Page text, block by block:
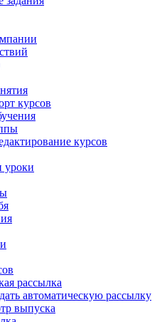
курсов
курсов
уроки
рассылка
автоматическую рассылку
выпуска